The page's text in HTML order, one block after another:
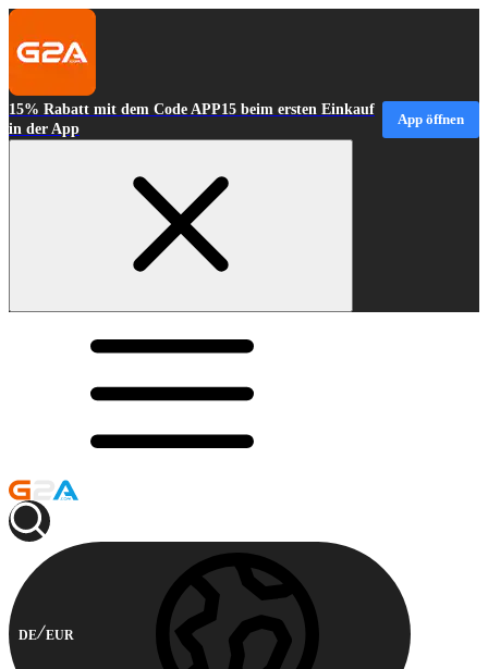
15% Rabatt mit dem Code APP15 beim ersten Einkauf
in der App
App öffnen
DE EUR